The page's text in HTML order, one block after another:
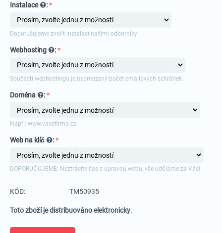
Instalace :
Doporučujeme zvolit instalaci našimi odborníky
Webhosting :
Součástí webhostingu je neomezený počet emailových schránek.
Doména :
Např.: www.vasefirma.cz
Web na klíč :
DOPORUČUJEME: Neztrácíte čas s úpravou webu, vše uděláme za Vás!
KÓD: TM50935
Toto zboží je distribuováno elektronicky.